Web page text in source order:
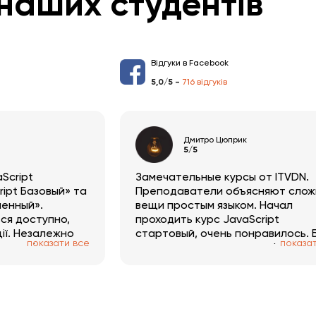
Відгуки в Facebook
5,0/5 - 716 відгуків
Базовый» та
доступно,
Незалежно
цікавий по
показати все
Дмитро Цюприк
5/5
Замечательные курсы от ITVDN.
Преподаватели объясняют
вещи простым языком. Начал
проходить курс JavaScript
стартовый, очень понравилось.
рекомендовать эту платформу